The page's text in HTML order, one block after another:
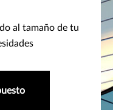
al tamaño de tu